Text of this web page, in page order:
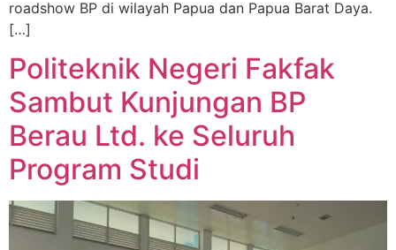
roadshow BP di wilayah Papua dan Papua Barat Daya.
[…]
Politeknik Negeri Fakfak
Sambut Kunjungan BP
Berau Ltd. ke Seluruh
Program Studi